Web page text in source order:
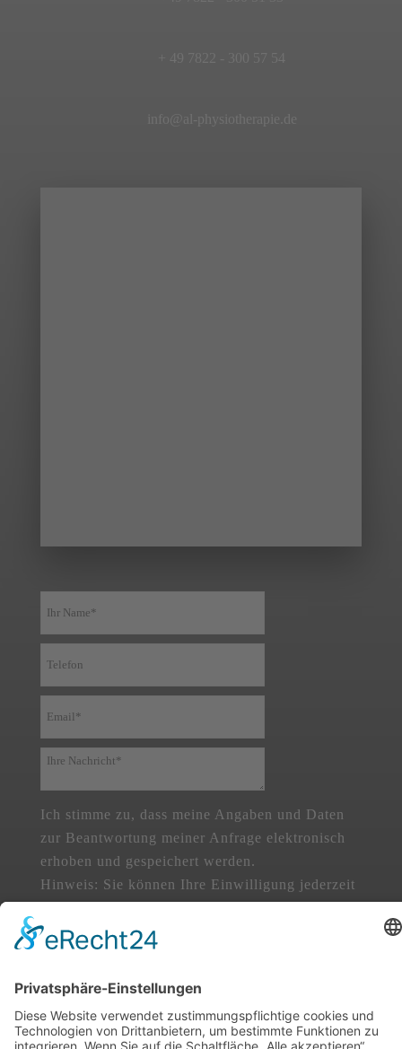
info@al-physiotherapie.de
Ich stimme zu, dass meine Angaben und Daten
zur Beantwortung meiner Anfrage elektronisch
erhoben und gespeichert werden.
Hinweis: Sie können Ihre Einwilligung jederzeit
physiotherapie.de
Senden